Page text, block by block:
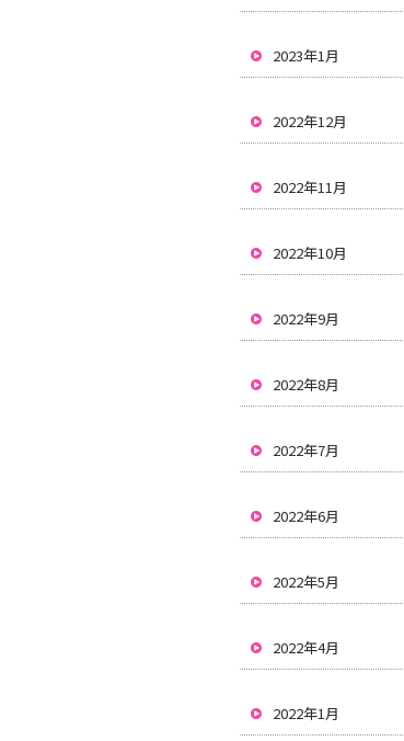
2023年1月
2022年12月
2022年11月
2022年10月
2022年9月
2022年8月
2022年7月
2022年6月
2022年5月
2022年4月
2022年1月